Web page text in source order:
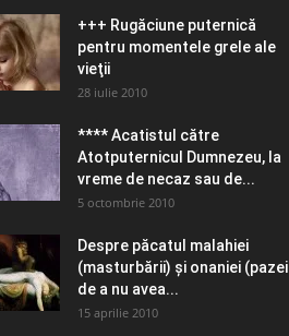
+++ Rugăciune puternică
pentru momentele grele ale
vieţii
28 iulie 2010
**** Acatistul către
Atotputernicul Dumnezeu, la
vreme de necaz sau de...
5 octombrie 2010
Despre păcatul malahiei
(masturbării) şi onaniei (pazei
de a nu avea...
15 aprilie 2010